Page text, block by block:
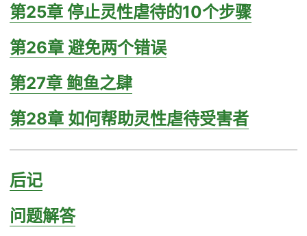
第25章 停止灵性虐待的10个步骤
第26章 避免两个错误
第27章 鲍鱼之肆
第28章 如何帮助灵性虐待受害者
后记
问题解答